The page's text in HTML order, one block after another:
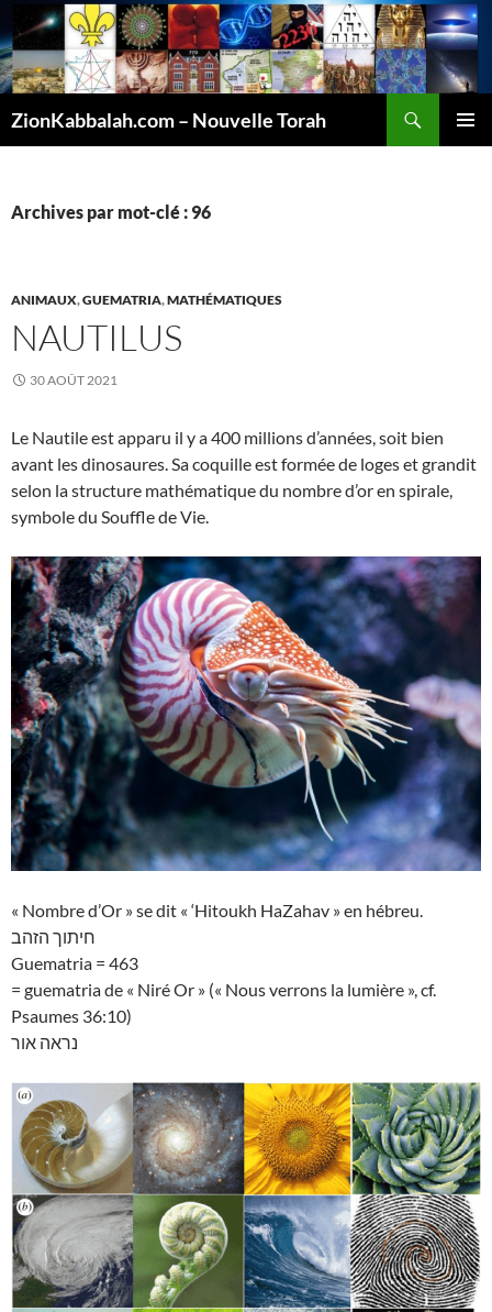
ZionKabbalah.com – Nouvelle Torah
Archives par mot-clé : 96
ANIMAUX,GUEMATRIA,MATHÉMATIQUES
NAUTILUS
30 AOÛT 2021
Le Nautile est apparu il y a 400 millions d’années, soit bien
avant les dinosaures. Sa coquille est formée de loges et grandit
selon la structure mathématique du nombre d’or en spirale,
symbole du Souffle de Vie.
« Nombre d’Or » se dit « ‘Hitoukh HaZahav » en hébreu.
חיתוך הזהב
Guematria = 463
= guematria de « Niré Or » (« Nous verrons la lumière », cf.
Psaumes 36:10)
נראה אור